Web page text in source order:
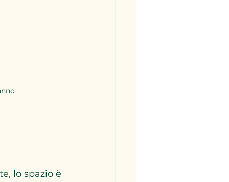
lo spazio è